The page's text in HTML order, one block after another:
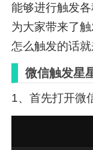
能够进行触发
为大家带来了
怎么触发的话就
微信触发星
1、首先打开微